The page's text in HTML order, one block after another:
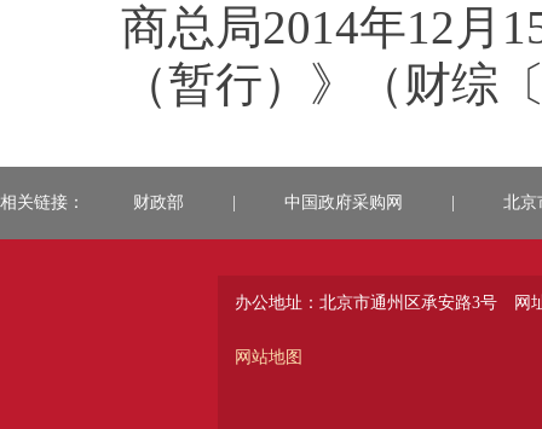
商总局2014年12月
（暂行）》（财综
相关链接： 财政部 中国政府采购网 北京
办公地址：北京市通州区承安路3号
网站地图
网